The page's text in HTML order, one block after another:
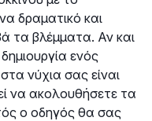
δραματικό και
τα βλέμματα. Αν και
ενός
νύχια σας είναι
να ακολουθήσετε τα
ο οδηγός θα σας